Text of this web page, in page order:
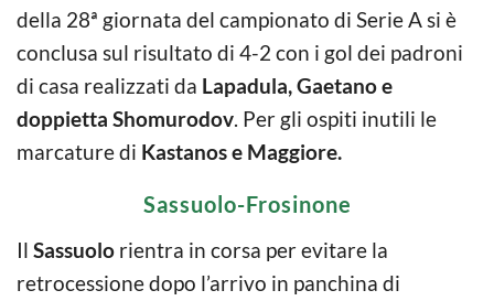
della 28ª giornata del campionato di Serie A si è
conclusa sul risultato di 4-2 con i gol dei padroni
di casa realizzati da Lapadula, Gaetano e
doppietta Shomurodov. Per gli ospiti inutili le
marcature di Kastanos e Maggiore.
Sassuolo-Frosinone
Il Sassuolo rientra in corsa per evitare la
retrocessione dopo l’arrivo in panchina di